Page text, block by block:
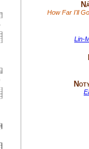
How Far I'll
Lin-